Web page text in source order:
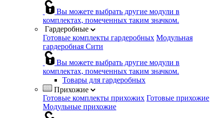
Вы можете выбрать другие модули в
комплектах, помеченных таким значком.
Гардеробные
Готовые комплекты гардеробных Модульная
гардеробная Сити
Вы можете выбрать другие модули в
комплектах, помеченных таким значком.
Товары для гардеробных
Прихожие
Готовые комплекты прихожих Готовые прихожие
Модульные прихожие